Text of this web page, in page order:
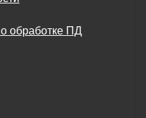
обработке ПД